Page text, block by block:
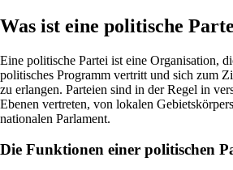
Was ist eine politische
Eine politische Partei ist eine Organisation,
politisches Programm vertritt und sich zum
zu erlangen. Parteien sind in der Regel in
Ebenen vertreten, von lokalen
nationalen Parlament.
Die Funktionen einer politischen